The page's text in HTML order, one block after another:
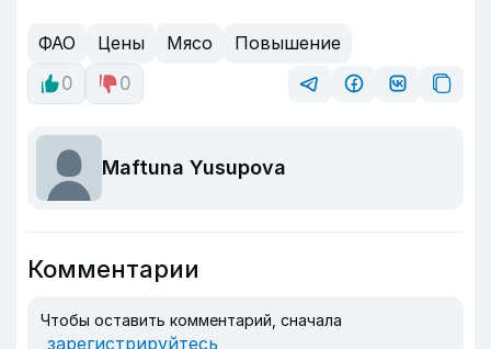
ФАО Цены Мясо
Повышение
0
0
Maftuna Yusupova
Комментарии
Чтобы оставить комментарий, сначала
зарегистрируйтесь